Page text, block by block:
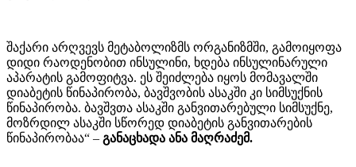
შაქარი არღვევს მეტაბოლიზმს ორგანიზმში, გამოიყოფა
დიდი რაოდენობით ინსულინი, ხდება ინსულინარული
აპარატის გამოფიტვა. ეს შეიძლება იყოს მომავალში
დიაბეტის წინაპირობა,​ ბავშვობის ასაკში კი სიმსუქნის
წინაპირობა. ბავშვთა ასაკში განვითარებული სიმსუქნე,
მოზრდილ ასაკში სწორედ დიაბეტის განვითარების
წინაპირობაა“ – განაცხადა ანა მაღრაძემ.